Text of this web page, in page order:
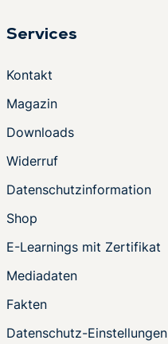
Services
Kontakt
Magazin
Downloads
Widerruf
Datenschutzinformation
Shop
E-Learnings mit Zertifikat
Mediadaten
Fakten
Datenschutz-Einstellungen